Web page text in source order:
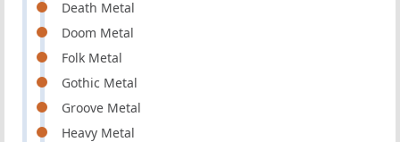
Death Metal
Doom Metal
Folk Metal
Gothic Metal
Groove Metal
Heavy Metal